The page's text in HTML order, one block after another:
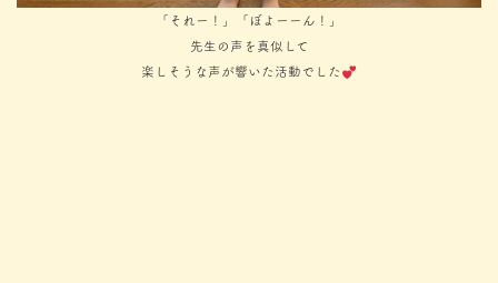
「それー！」「ぼよーーん！」
先生の声を真似して
楽しそうな声が響いた活動でした